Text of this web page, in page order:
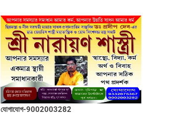
যোগাযোগ-9002003282